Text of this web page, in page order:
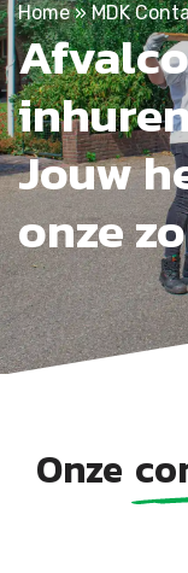
Home»MDK
Jouw
onze
Onze